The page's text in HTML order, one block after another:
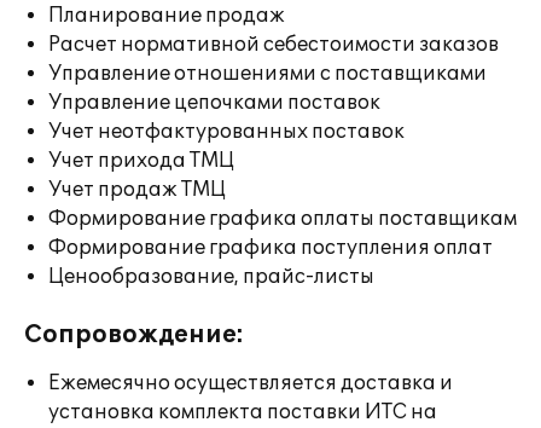
Планирование продаж
Расчет нормативной себестоимости заказов
Управление отношениями с поставщиками
Управление цепочками поставок
Учет неотфактурованных поставок
Учет прихода ТМЦ
Учет продаж ТМЦ
Формирование графика оплаты поставщикам
Формирование графика поступления оплат
Ценообразование, прайс-листы
Сопровождение:
Ежемесячно осуществляется доставка и
установка комплекта поставки ИТС на